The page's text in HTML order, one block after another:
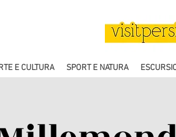
E CULTURA SPORT E NATURA